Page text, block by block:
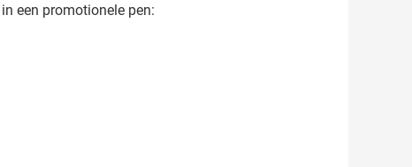
een promotionele pen: